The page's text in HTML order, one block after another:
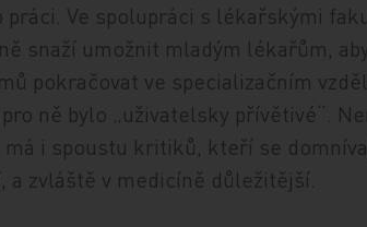
Ve spolupráci s lékařskými
snaží umožnit mladým lékařům,
pokračovat ve specializačním
ně bylo „uživatelsky přívětivé“.
i spoustu kritiků, kteří se
zvláště v medicíně důležitější.